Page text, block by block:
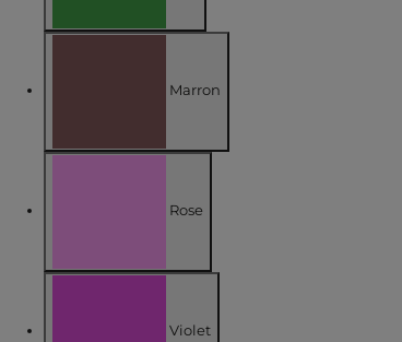
Affiner par COULEUR : Vert
Marron
Affiner par COULEUR : Marron
Rose
selected Actuellement filtré par
Violet